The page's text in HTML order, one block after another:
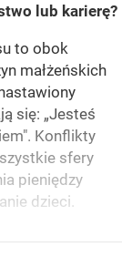
lub karierę?
to obok
małżeńskich
się: „Jesteś
Konflikty
sfery
pieniędzy
dzieci.